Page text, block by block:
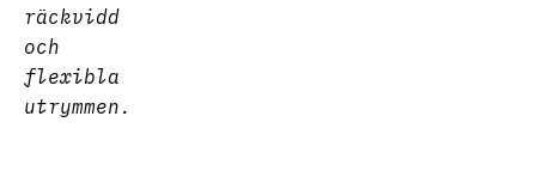
räckvidd
och
flexibla
utrymmen.